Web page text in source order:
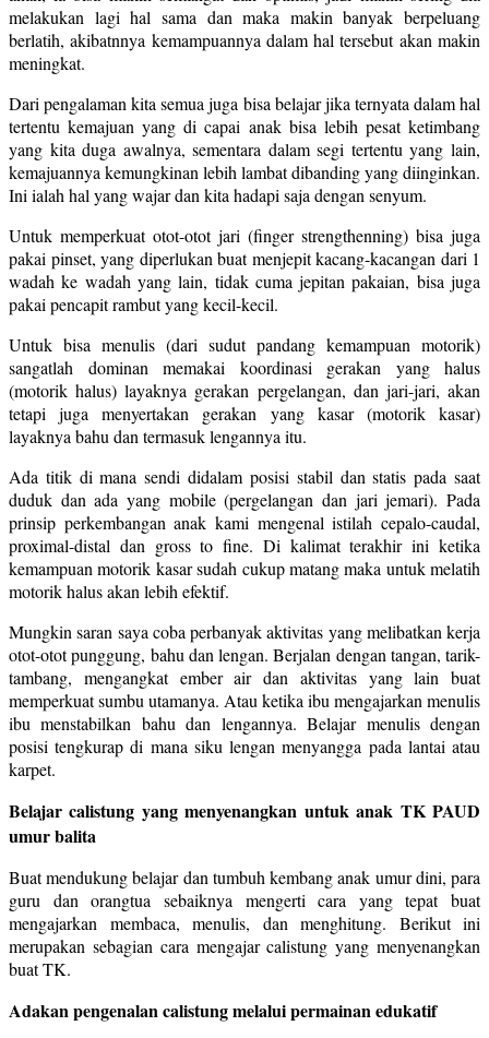
melakukan lagi hal sama dan maka makin banyak berpeluang
berlatih, akibatnnya kemampuannya dalam hal tersebut akan makin
meningkat.
Dari pengalaman kita semua juga bisa belajar jika ternyata dalam hal
tertentu kemajuan yang di capai anak bisa lebih pesat ketimbang
yang kita duga awalnya, sementara dalam segi tertentu yang lain,
kemajuannya kemungkinan lebih lambat dibanding yang diinginkan.
Ini ialah hal yang wajar dan kita hadapi saja dengan senyum.
Untuk memperkuat otot-otot jari (finger strengthenning) bisa juga
pakai pinset, yang diperlukan buat menjepit kacang-kacangan dari 1
wadah ke wadah yang lain, tidak cuma jepitan pakaian, bisa juga
pakai pencapit rambut yang kecil-kecil.
Untuk bisa menulis (dari sudut pandang kemampuan motorik)
sangatlah dominan memakai koordinasi gerakan yang halus
(motorik halus) layaknya gerakan pergelangan, dan jari-jari, akan
tetapi juga menyertakan gerakan yang kasar (motorik kasar)
layaknya bahu dan termasuk lengannya itu.
Ada titik di mana sendi didalam posisi stabil dan statis pada saat
duduk dan ada yang mobile (pergelangan dan jari jemari). Pada
prinsip perkembangan anak kami mengenal istilah cepalo-caudal,
proximal-distal dan gross to fine. Di kalimat terakhir ini ketika
kemampuan motorik kasar sudah cukup matang maka untuk melatih
motorik halus akan lebih efektif.
Mungkin saran saya coba perbanyak aktivitas yang melibatkan kerja
otot-otot punggung, bahu dan lengan. Berjalan dengan tangan, tarik-
tambang, mengangkat ember air dan aktivitas yang lain buat
memperkuat sumbu utamanya. Atau ketika ibu mengajarkan menulis
ibu menstabilkan bahu dan lengannya. Belajar menulis dengan
posisi tengkurap di mana siku lengan menyangga pada lantai atau
karpet.
Belajar calistung yang menyenangkan untuk anak TK PAUD
umur balita
Buat mendukung belajar dan tumbuh kembang anak umur dini, para
guru dan orangtua sebaiknya mengerti cara yang tepat buat
mengajarkan membaca, menulis, dan menghitung. Berikut ini
merupakan sebagian cara mengajar calistung yang menyenangkan
buat TK.
Adakan pengenalan calistung melalui permainan edukatif